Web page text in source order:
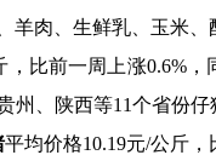
羊肉、 生鲜乳、玉米、
，比前一周上涨0.6%，
州、陕西等11个省份仔
平均价格10.19元/公斤，